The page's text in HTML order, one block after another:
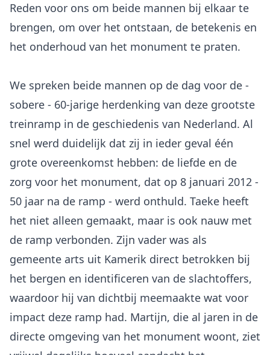
Reden voor ons om beide mannen bij elkaar te
brengen, om over het ontstaan, de betekenis en
het onderhoud van het monument te praten.
We spreken beide mannen op de dag voor de -
sobere - 60-jarige herdenking van deze grootste
treinramp in de geschiedenis van Nederland. Al
snel werd duidelijk dat zij in ieder geval één
grote overeenkomst hebben: de liefde en de
zorg voor het monument, dat op 8 januari 2012 -
50 jaar na de ramp - werd onthuld. Taeke heeft
het niet alleen gemaakt, maar is ook nauw met
de ramp verbonden. Zijn vader was als
gemeente arts uit Kamerik direct betrokken bij
het bergen en identificeren van de slachtoffers,
waardoor hij van dichtbij meemaakte wat voor
impact deze ramp had. Martijn, die al jaren in de
directe omgeving van het monument woont, ziet